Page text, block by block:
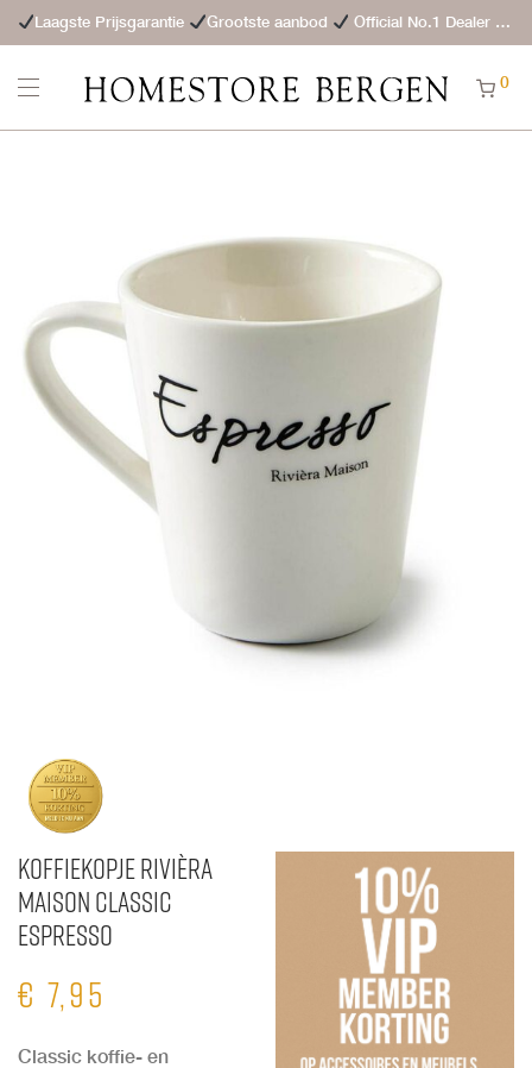
Laagste Prijsgarantie Grootste aanbod Official No.1 Dealer
0
Koffiekopje Rivièra
Maison Classic
Espresso
€ 7,95
Classic koffie- en